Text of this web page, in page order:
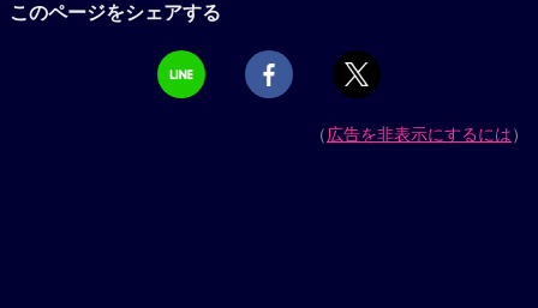
このページをシェアする
（広告を非表示にするには）